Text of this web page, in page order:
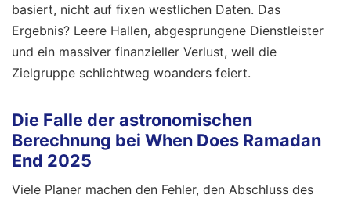
basiert, nicht auf fixen westlichen Daten. Das
Ergebnis? Leere Hallen, abgesprungene Dienstleister
und ein massiver finanzieller Verlust, weil die
Zielgruppe schlichtweg woanders feiert.
Die Falle der astronomischen
Berechnung bei When Does Ramadan
End 2025
Viele Planer machen den Fehler, den Abschluss des